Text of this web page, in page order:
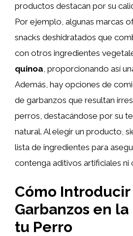
productos destacan por su
Por ejemplo, algunas marcas
snacks deshidratados que
con otros ingredientes
quinoa , proporcionando así
Además, hay opciones de
de garbanzos que resultan
perros, destacándose por su
natural. Al elegir un producto,
lista de ingredientes para
contenga aditivos artificiales ni
Cómo Introducir
Garbanzos en
tu Perro